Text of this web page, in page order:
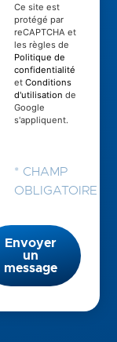
Ce site est
protégé par
reCAPTCHA et
les règles de
Politique de
confidentialité
etConditions
d'utilisation de
Google
s'appliquent.
* CHAMP
OBLIGATOIRE
Envoyer
un
message